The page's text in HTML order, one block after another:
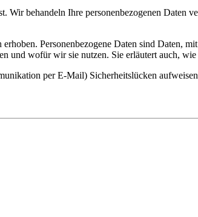
behandeln Ihre personenbezogenen Daten
Personenbezogene Daten sind Daten,
und wofür wir sie nutzen. Sie erläutert auch,
per E-Mail) Sicherheitslücken